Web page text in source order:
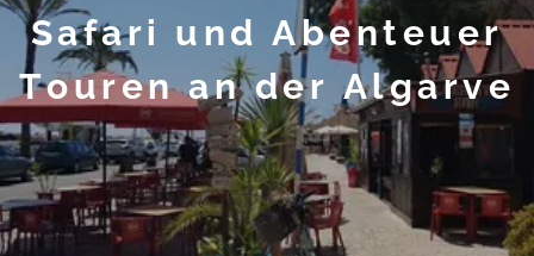
Safari und Abenteuer
Touren an der Algarve